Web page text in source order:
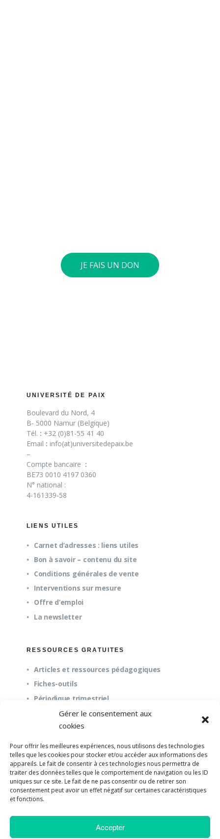
Gérer le consentement aux
cookies
Pour offrir les meilleures expériences, nous utilisons des technologies
telles que les cookies pour stocker et/ou accéder aux informations des
appareils. Le fait de consentir à ces technologies nous permettra de
traiter des données telles que le comportement de navigation ou les ID
uniques sur ce site. Le fait de ne pas consentir ou de retirer son
consentement peut avoir un effet négatif sur certaines caractéristiques
et fonctions.
Accepter
JE FAIS UN DON
UNIVERSITÉ DE PAIX
Boulevard du Nord, 4
B- 5000 Namur (Belgique)
Tél. : +32 (0)81-55 41 40
Email : info(at)universitedepaix.be
–
Compte bancaire :
BE73 0010 4197 0360
N° national :
4-161339-58
LIENS UTILES
Carnet d’adresses : liens utiles
Bon à savoir – contenu du site
Conditions générales de vente
Interventions sur mesure
Offre d’emploi
La newsletter
RESSOURCES GRATUITES
Articles et ressources pédagogiques
Fiches-outils
Périodique trimestriel
À propos
Questions fréquentes (FAQ)
Mission et pédagogie
©2018-2023 Université de Paix |